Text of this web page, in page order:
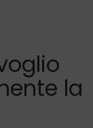
la